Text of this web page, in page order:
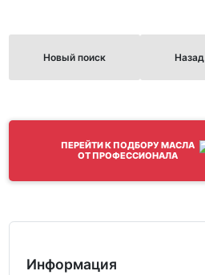
Новый поиск Назад
ПЕРЕЙТИ К ПОДБОРУ МАСЛА
ОТ ПРОФЕССИОНАЛА
Информация